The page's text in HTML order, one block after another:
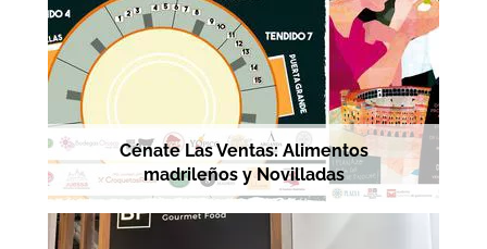
Cénate Las Ventas: Alimentos
madrileños y Novilladas